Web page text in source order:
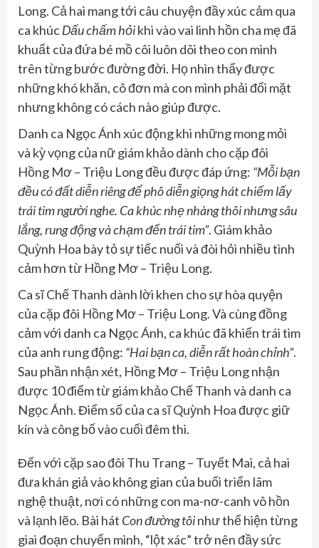
Long. Cả hai mang tới câu chuyện đầy xúc cảm qua
ca khúcDấu chấm hỏikhi vào vai linh hồn cha mẹ đã
khuất của đứa bé mồ côi luôn dõi theo con mình
trên từng bước đường đời. Họ nhìn thấy được
những khó khăn, cô đơn mà con mình phải đối mặt
nhưng không có cách nào giúp được.
Danh ca Ngọc Ánh xúc động khi những mong mỏi
và kỳ vọng của nữ giám khảo dành cho cặp đôi
Hồng Mơ – Triệu Long đều được đáp ứng: “Mỗi bạn
đều có đất diễn riêng để phô diễn giọng hát chiếm lấy
trái tim người nghe. Ca khúc nhẹ nhàng thôi nhưng sâu
lắng, rung động và chạm đến trái tim”. Giám khảo
Quỳnh Hoa bày tỏ sự tiếc nuối và đòi hỏi nhiều tình
cảm hơn từ Hồng Mơ – Triệu Long.
Ca sĩ Chế Thanh dành lời khen cho sự hòa quyện
của cặp đôi Hồng Mơ – Triệu Long. Và cùng đồng
cảm với danh ca Ngọc Ánh, ca khúc đã khiến trái tim
của anh rung động: “Hai bạn ca, diễn rất hoàn chỉnh”.
Sau phần nhận xét, Hồng Mơ – Triệu Long nhận
được 10 điểm từ giám khảo Chế Thanh và danh ca
Ngọc Ánh. Điểm số của ca sĩ Quỳnh Hoa được giữ
kín và công bố vào cuối đêm thi.
Đến với cặp sao đôi Thu Trang – Tuyết Mai, cả hai
đưa khán giả vào không gian của buổi triển lãm
nghệ thuật, nơi có những con ma-nơ-canh vô hồn
và lạnh lẽo. Bài hát Con đường tôinhư thể hiện từng
giai đoạn chuyển mình, “lột xác” trở nên đầy sức